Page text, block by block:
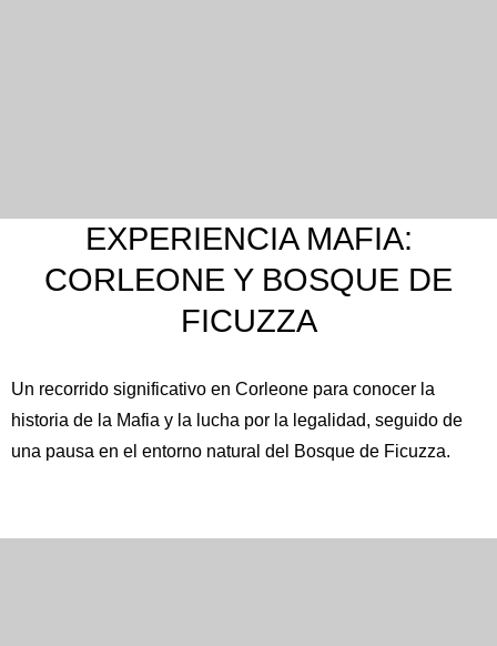
EXPERIENCIA MAFIA:
CORLEONE Y BOSQUE DE
FICUZZA
Un recorrido significativo en Corleone para conocer la
historia de la Mafia y la lucha por la legalidad, seguido de
una pausa en el entorno natural del Bosque de Ficuzza.